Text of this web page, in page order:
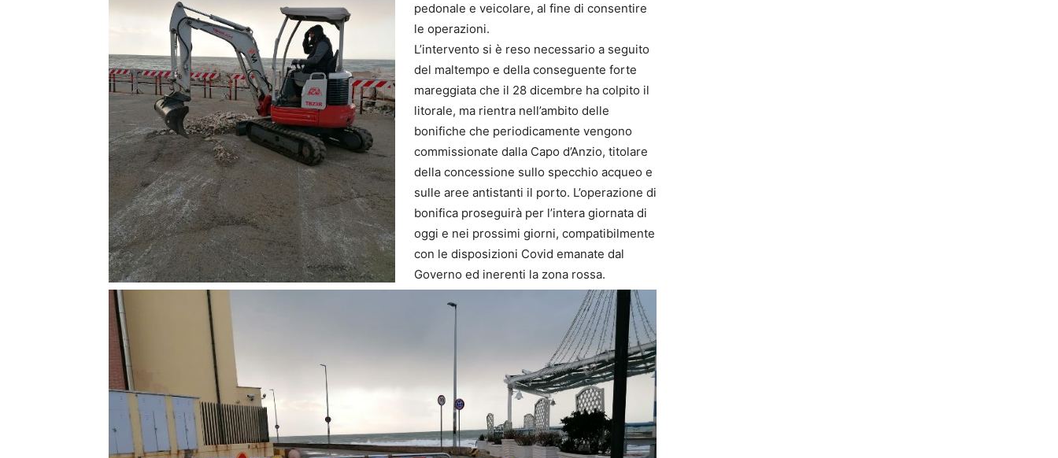
pedonale e veicolare, al fine di consentire
le operazioni.
L’intervento si è reso necessario a seguito
del maltempo e della conseguente forte
mareggiata che il 28 dicembre ha colpito il
litorale, ma rientra nell’ambito delle
bonifiche che periodicamente vengono
commissionate dalla Capo d’Anzio, titolare
della concessione sullo specchio acqueo e
sulle aree antistanti il porto. L’operazione di
bonifica proseguirà per l’intera giornata di
oggi e nei prossimi giorni, compatibilmente
con le disposizioni Covid emanate dal
Governo ed inerenti la zona rossa.